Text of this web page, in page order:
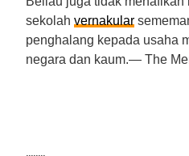
sekolah vernakular
penghalang kepada usaha
negara dan kaum.— The
........